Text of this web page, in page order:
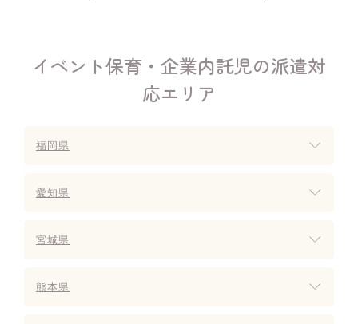
イベント保育・企業内託児の派遣対
応エリア
福岡県
愛知県
宮城県
熊本県